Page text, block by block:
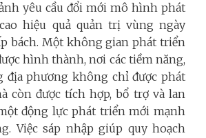
yêu cầu đổi mới mô hình phát
hiệu quả quản trị vùng ngày
bách. Một không gian phát triển
hình thành, nơi các tiềm năng,
địa phương không chỉ được phát
còn được tích hợp, bổ trợ và lan
động lực phát triển mới mạnh
Việc sáp nhập giúp quy hoạch